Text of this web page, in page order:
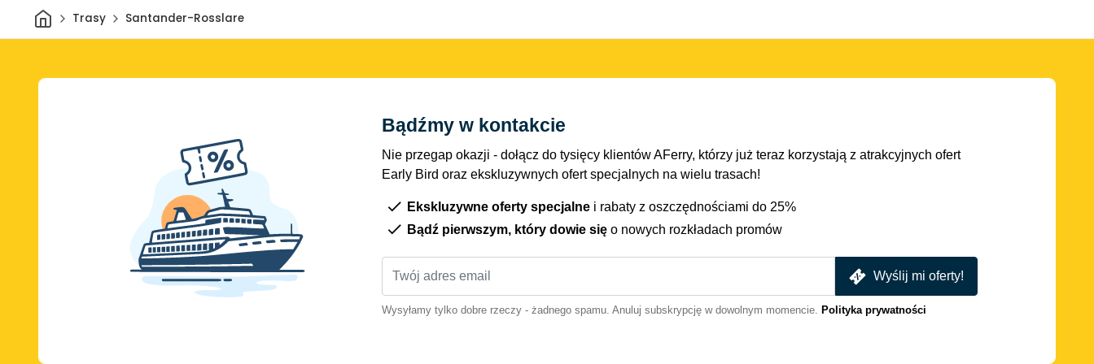
DomTrasy Santander-Rosslare
Bądźmy w kontakcie
Nie przegap okazji - dołącz do tysięcy klientów AFerry, którzy już teraz korzystają z atrakcyjnych ofert
Early Bird oraz ekskluzywnych ofert specjalnych na wielu trasach!
Ekskluzywne oferty specjalne i rabaty z oszczędnościami do 25%
Bądź pierwszym, który dowie się o nowych rozkładach promów
Wyślij mi oferty!
Wysyłamy tylko dobre rzeczy - żadnego spamu. Anuluj subskrypcję w dowolnym momencie. Polityka prywatności